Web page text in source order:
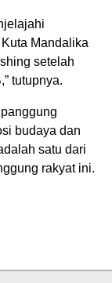
Mandalika
setelah
tutupnya.
budaya dan
satu dari
rakyat ini.